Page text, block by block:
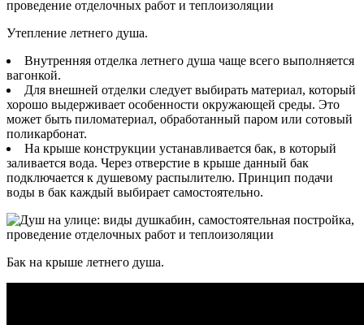
Утепление летнего душа.
Внутренняя отделка летнего душа чаще всего выполняется
вагонкой.
Для внешней отделки следует выбирать материал, который
хорошо выдерживает особенности окружающей среды. Это
может быть пиломатериал, обработанный паром или сотовый
поликарбонат.
На крыше конструкции устанавливается бак, в который
заливается вода. Через отверстие в крыше данный бак
подключается к душевому распылителю. Принцип подачи
воды в бак каждый выбирает самостоятельно.
Бак на крыше летнего душа.